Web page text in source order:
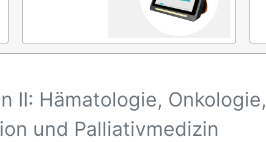
II: Hämatologie, Onkologie,
und Palliativmedizin